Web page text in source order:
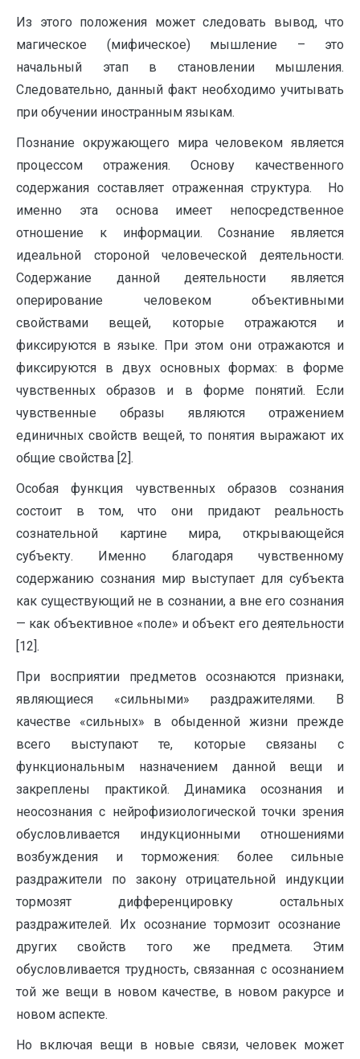
Из этого положения может следовать вывод, что
магическое (мифическое) мышление – это
начальный этап в становлении мышления.
Следовательно, данный факт необходимо учитывать
при обучении иностранным языкам.
Познание окружающего мира человеком является
процессом отражения. Основу качественного
содержания составляет отраженная структура. Но
именно эта основа имеет непосредственное
отношение к информации. Сознание является
идеальной стороной человеческой деятельности.
Содержание данной деятельности является
оперирование человеком объективными
свойствами вещей, которые отражаются и
фиксируются в языке. При этом они отражаются и
фиксируются в двух основных формах: в форме
чувственных образов и в форме понятий. Если
чувственные образы являются отражением
единичных свойств вещей, то понятия выражают их
общие свойства [2].
Особая функция чувственных образов сознания
состоит в том, что они придают реальность
сознательной картине мира, открывающейся
субъекту. Именно благода­ря чувственному
содержанию сознания мир выступает для субъекта
как существующий не в сознании, а вне его созна­ния
— как объективное «поле» и объект его деятельности
[12].
При восприятии предметов осознаются при­знаки,
являющиеся «сильными» раздражителями. В
качестве «сильных» в обыденной жизни прежде
всего выступают те, которые связаны с
функциональным назначением данной вещи и
закреплены практикой. Динамика осознания и
неосознания с нейрофизиологической точки зрения
обусловливается индукционными отношениями
возбуждения и торможения: более сильные
раздражители по закону отрица­тельной индукции
тормозят дифференцировку остальных
раздражителей. Их осознание тормозит осознание
других свойств того же предмета. Этим
обусловливается труд­ность, связанная с осознанием
той же вещи в новом качестве, в новом ракурсе и
новом аспекте.
Но включая вещи в новые связи, человек может